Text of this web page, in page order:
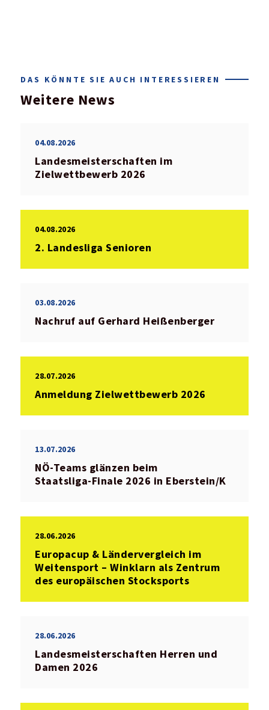
DAS KÖNNTE SIE AUCH INTERESSIEREN
Weitere News
04.08.2026
Landesmeisterschaften im
Zielwettbewerb 2026
04.08.2026
2. Landesliga Senioren
03.08.2026
Nachruf auf Gerhard Heißenberger
28.07.2026
Anmeldung Zielwettbewerb 2026
13.07.2026
NÖ‑Teams glänzen beim
Staatsliga‑Finale 2026 in Eberstein/K
28.06.2026
Europacup & Ländervergleich im
Weitensport – Winklarn als Zentrum
des europäischen Stocksports
28.06.2026
Landesmeisterschaften Herren und
Damen 2026